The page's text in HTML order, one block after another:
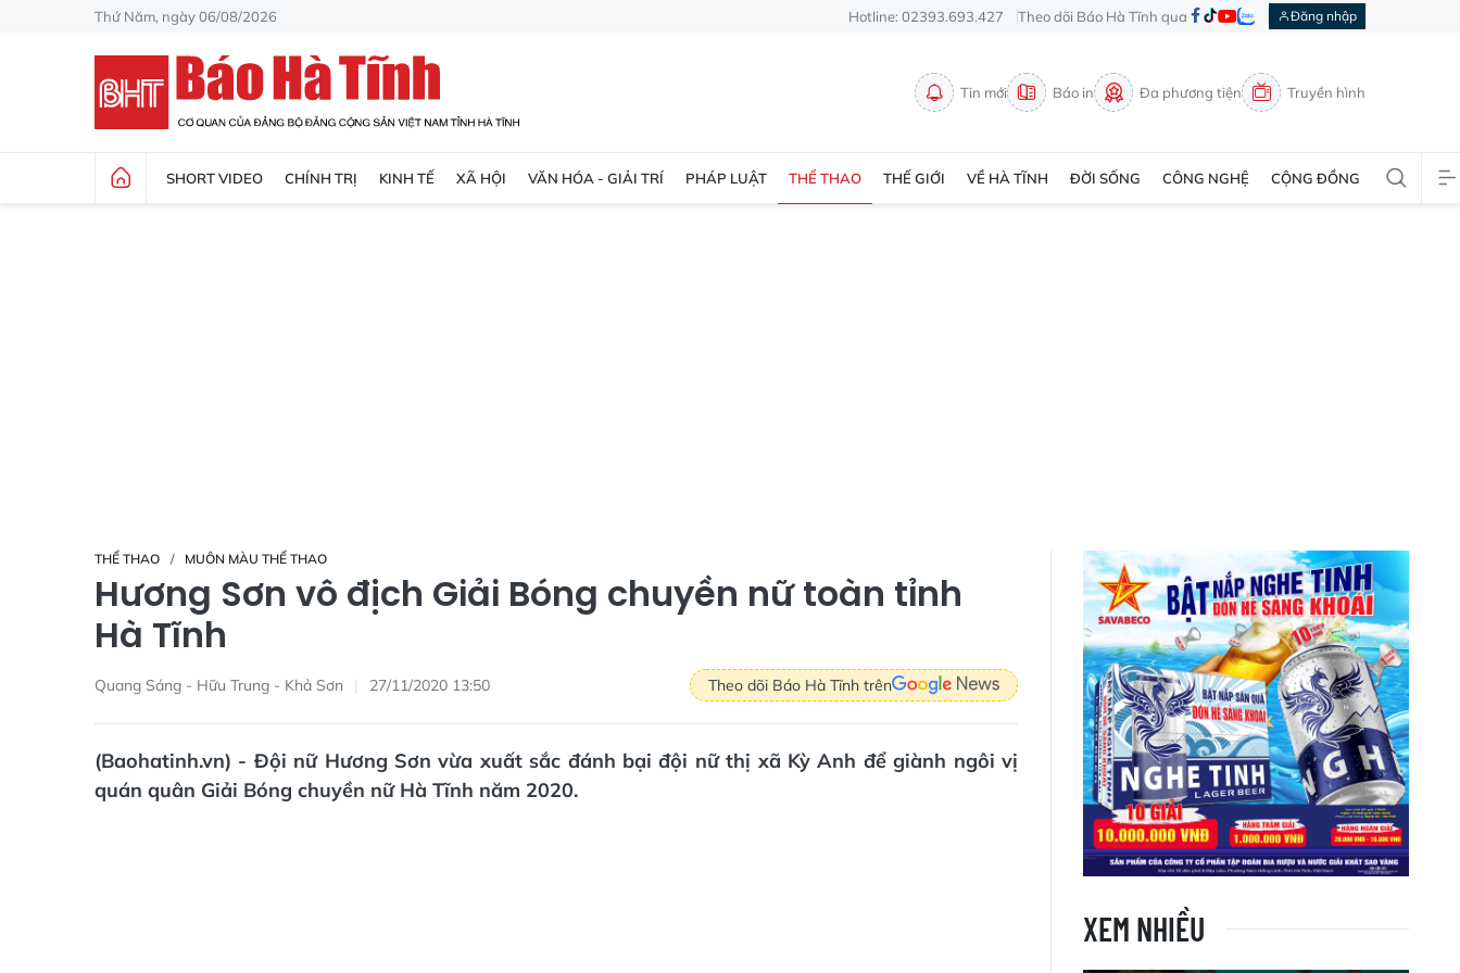
Thứ Năm, ngày 06/08/2026 Hotline: 02393.693.427 Theo dõi Báo Hà Tĩnh qua Đăng nhập
Tin mới Báo in Đa phương tiện Truyền hình
SHORT VIDEO CHÍNH TRỊ KINH TẾ XÃ HỘI VĂN HÓA - GIẢI TRÍ PHÁP LUẬT THỂ THAO THẾ GIỚI VỀ HÀ TĨNH ĐỜI SỐNG CÔNG NGHỆ CỘNG ĐỒNG
THỂ THAO MUÔN MÀU THỂ THAO
Hương Sơn vô địch Giải Bóng chuyền nữ toàn tỉnh
Hà Tĩnh
Quang Sáng - Hữu Trung - Khả Sơn 27/11/2020 13:50 Theo dõi Báo Hà Tĩnh trên
(Baohatinh.vn) - Đội nữ Hương Sơn vừa xuất sắc đánh bại đội nữ thị xã Kỳ Anh để giành ngôi vị
quán quân Giải Bóng chuyền nữ Hà Tĩnh năm 2020.
XEM NHIỀU